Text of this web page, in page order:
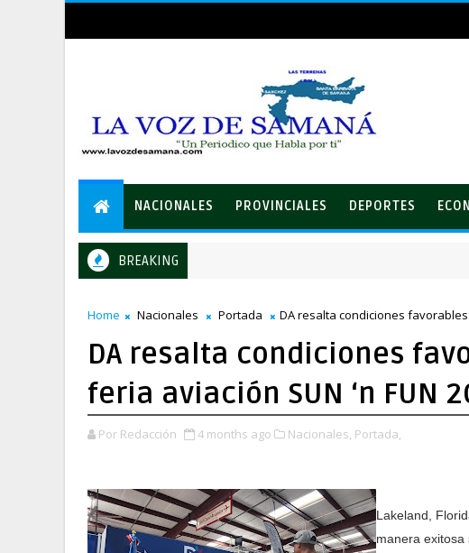
NACIONALES PROVINCIALES DEPORTES
BREAKING
Home Nacionales Portada DA resalta condiciones favorables
DA resalta condiciones
feria aviación SUN ‘n FUN
Por Redacción 4 months ago Nacionales, Portada,
Lakeland,
manera exitosa